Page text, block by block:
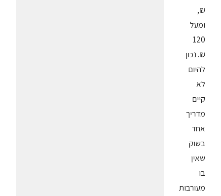
₪,
ומעל
120
₪. נכון
להיום
לא
קיים
מדריך
אחד
בשוק
שאין
בו
מעורבות